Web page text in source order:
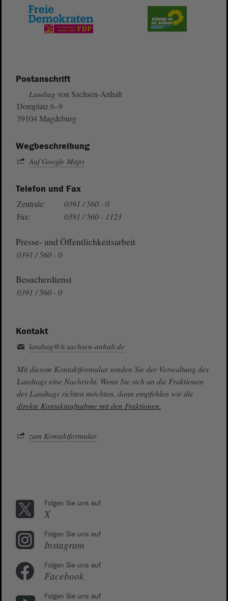
Postanschrift
Landtag von Sachsen-Anhalt
Domplatz 6–9
39104 Magdeburg
Wegbeschreibung
Auf Google Maps
Telefon und Fax
Zentrale:
0391 / 560 - 0
Fax:
0391 / 560 - 1123
Presse- und Öffentlichkeitsarbeit
0391 / 560 - 0
Besucherdienst
0391 / 560 - 0
Kontakt
landtag@lt.sachsen-anhalt.de
Mit diesem Kontaktformular senden Sie der Verwaltung des
Landtags eine Nachricht. Wenn Sie sich an die Fraktionen
des Landtags richten möchten, dann empfehlen wir die
direkte Kontaktaufnahme mit den Fraktionen.
zum Kontaktformular
Folgen Sie uns auf
X
Folgen Sie uns auf
Instagram
Folgen Sie uns auf
Facebook
Folgen Sie uns auf